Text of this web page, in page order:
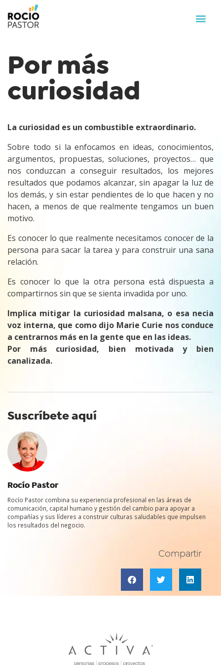
Por más
curiosidad
La curiosidad es un combustible extraordinario.
Sobre todo si la enfocamos en ideas, conocimientos,
argumentos, propuestas, soluciones, proyectos… que
nos conduzcan a conseguir resultados, los mejores
resultados que podamos alcanzar, sin apagar la luz de
los demás, y sin estar pendientes de lo que hacen y no
hacen, a menos de que realmente tengamos un buen
motivo.
Es conocer lo que realmente necesitamos conocer de la
persona para sacar la tarea y para construir una sana
relación.
Es conocer lo que la otra persona está dispuesta a
compartirnos sin que se sienta invadida por uno.
Implica mitigar la curiosidad malsana, o esa necia
voz interna, que como dijo Marie Curie nos conduce
a centrarnos más en la gente que en las ideas.
Por más curiosidad, bien motivada y bien
canalizada.
Suscríbete aquí
Rocío Pastor
Rocío Pastor combina su experiencia profesional en las áreas de
comunicación, capital humano y gestión del cambio para apoyar a
compañías y sus líderes a construir culturas saludables que impulsen
los resultados del negocio.
Compartir